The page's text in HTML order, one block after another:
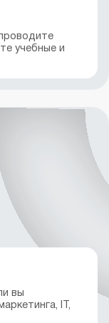
учебные и
вы
IT,